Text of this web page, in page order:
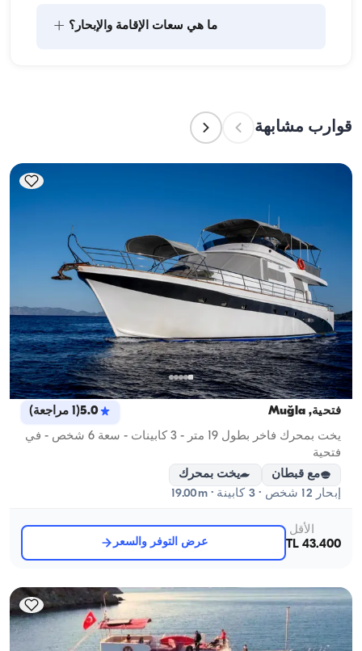
ما هي سعات الإقامة والإبحار؟ +
للإيجارات اليومية، فتنطبق سعة الإبحار.
قوارب مشابهة
فتحية, Muğla 5.0
( مراجعة)
يخت بمحرك فاخر بطول 19 متر - 3 كابينات - سعة 6 شخص - في
فتحية
مع قبطان
يخت بمحرك
إبحار 12 شخص · 3 كابينة · 19.00m
الأقل
43.400 TL
عرض التوفر والسعر